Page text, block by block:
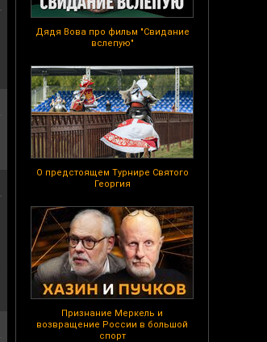
Дядя Вова про фильм "Свидание
вслепую"
О предстоящем Турнире Святого
Георгия
Признание Меркель и
возвращение России в большой
спорт